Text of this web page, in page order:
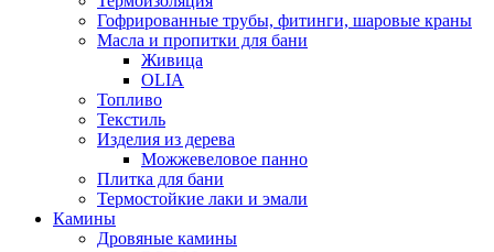
Гофрированные трубы, фитинги, шаровые краны
Масла и пропитки для бани
Живица
OLIA
Топливо
Текстиль
Изделия из дерева
Можжевеловое панно
Плитка для бани
Термостойкие лаки и эмали
Камины
Дровяные камины